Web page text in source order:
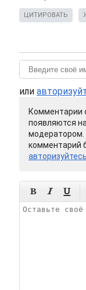
ЦИТИРОВАТЬ
или
Комментарии
появляются
модератором.
комментарий
авторизуйтесь
  